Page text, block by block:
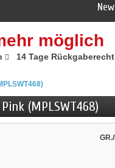
New
möglich
14 Tage Rückgaberecht
(MPLSWT468)